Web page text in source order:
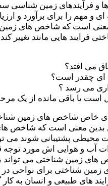
فرآیندهای زمین شناسی
ای و مهم را برای برآورد
است که شاخص های زمین
فرایند هایی مانند
می افتد؟
ای چقدر است؟
می رسد ؟
است یا باقی مانده از یک
شاخص های زمین شناختی
این بدین معنی است که
محیطی پشتیبانی شوند می
آب و هوایی اش مورد توجه
زمین شناختی می تواند
شناختی برای نواحی در
های طبیعی و انسان به